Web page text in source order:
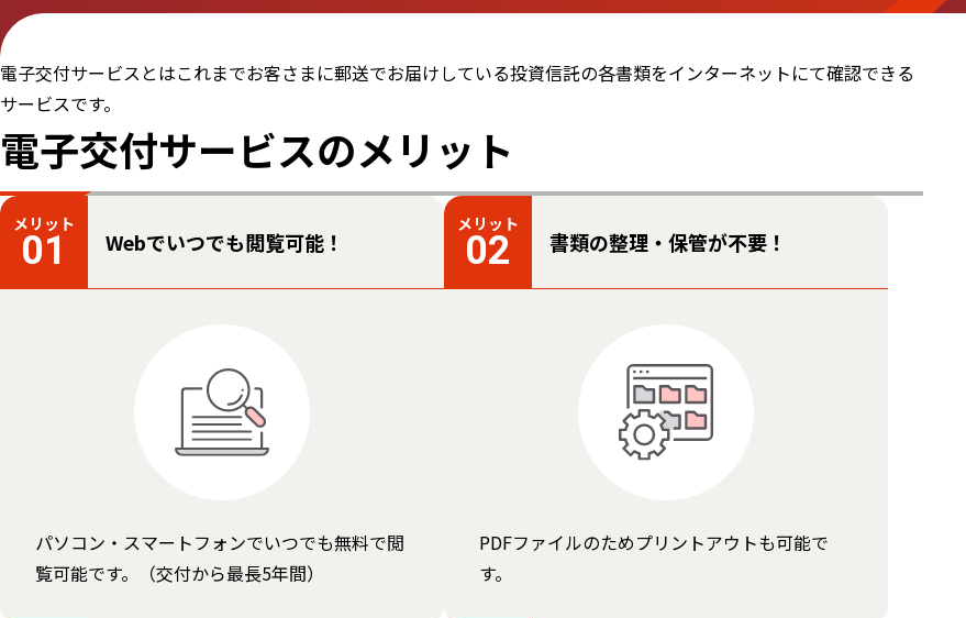
電子交付サービスとはこれまでお客さまに郵送でお届けしている投資信託の各書類をインターネットにて確認できる
サービスです。
電子交付サービスのメリット
メリット
01 Webでいつでも閲覧可能！
パソコン・スマートフォンでいつでも無料で閲
覧可能です。（交付から最長5年間）
メリット
02 書類の整理・保管が不要！
PDFファイルのためプリントアウトも可能で
す。